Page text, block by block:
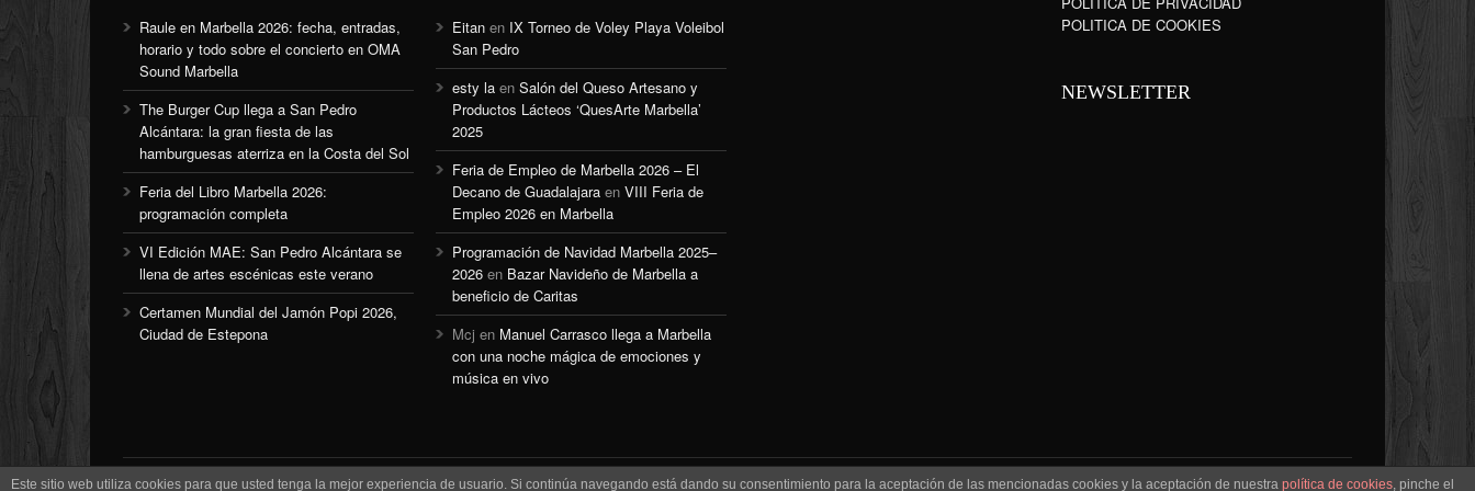
Raule en Marbella 2026: fecha, entradas,
horario y todo sobre el concierto en OMA
Sound Marbella
The Burger Cup llega a San Pedro
Alcántara: la gran fiesta de las
hamburguesas aterriza en la Costa del Sol
Feria del Libro Marbella 2026:
programación completa
VI Edición MAE: San Pedro Alcántara se
llena de artes escénicas este verano
Certamen Mundial del Jamón Popi 2026,
Ciudad de Estepona
Eitan en IX Torneo de Voley Playa Voleibol
San Pedro
esty la en Salón del Queso Artesano y
Productos Lácteos ‘QuesArte Marbella’
2025
Feria de Empleo de Marbella 2026 – El
Decano de Guadalajara en VIII Feria de
Empleo 2026 en Marbella
Programación de Navidad Marbella 2025–
2026 en Bazar Navideño de Marbella a
beneficio de Caritas
Mcj en Manuel Carrasco llega a Marbella
con una noche mágica de emociones y
música en vivo
POLITICA DE COOKIES
NEWSLETTER
Este sitio web utiliza cookies para que usted tenga la mejor experiencia de usuario. Si continúa navegando está dando su consentimiento para la aceptación de las mencionadas cookies y la aceptación de nuestra política de cookies, pinche el